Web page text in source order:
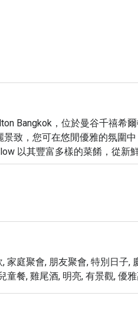
Bangkok，位於曼谷千禧希
致，您可在悠閒優雅的氛圍
以其豐富多樣的菜餚，從新
無不讓饕客們讚嘆不已。
的現切爐烤牛排，以及每週
Millennium Hilton Bangkok，
的曼谷美食之旅更添驚喜與
家庭聚會, 朋友聚會, 特別日子,
童餐, 雞尾酒, 明亮, 有景觀, 優